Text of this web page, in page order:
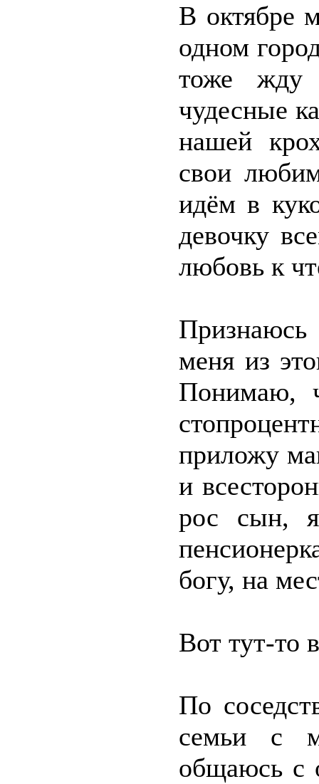
В октябре
одном
тоже жду
чудесные
нашей
свои
идём в
девочку
любовь к
меня из
Понимаю,
приложу
и
рос сын,
богу, на
Вот тут-то
По
семьи с
общаюсь с